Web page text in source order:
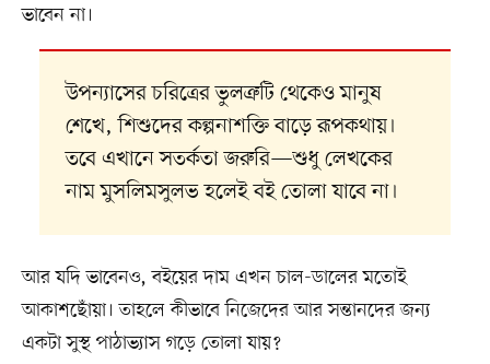
ভাবেন না।
উপন্যাসের চরিত্রের ভুলত্রুটি থেকেও মানুষ
শেখে, শিশুদের কল্পনাশক্তি বাড়ে রূপকথায়।
তবে এখানে সতর্কতা জরুরি—শুধু লেখকের
নাম মুসলিমসুলভ হলেই বই তোলা যাবে না।
আর যদি ভাবেনও, বইয়ের দাম এখন চাল-ডালের মতোই
আকাশছোঁয়া। তাহলে কীভাবে নিজেদের আর সন্তানদের জন্য
একটা সুস্থ পাঠাভ্যাস গড়ে তোলা যায়?